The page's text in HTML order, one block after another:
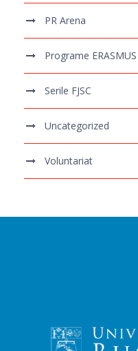
PR Arena
Programe ERASMUS
Serile FJSC
Uncategorized
Voluntariat